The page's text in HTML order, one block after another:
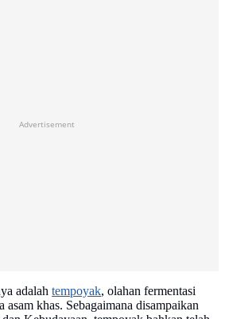
Advertisement
adalah tempoyak, olahan fermentasi
asam khas. Sebagaimana disampaikan